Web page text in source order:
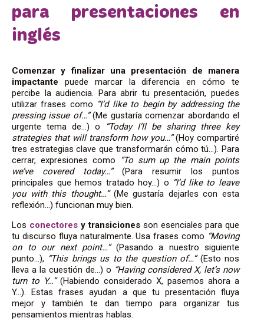
para presentaciones en
inglés
Comenzar y finalizar una presentación de manera
impactante puede marcar la diferencia en cómo te
percibe la audiencia. Para abrir tu presentación, puedes
utilizar frases como “I’d like to begin by addressing the
pressing issue of…”(Me gustaría comenzar abordando el
urgente tema de…) o
“Today I’ll be sharing three key
strategies that will transform how you…”(Hoy compartiré
tres estrategias clave que transformarán cómo tú…). Para
cerrar, expresiones como “To sum up the main points
we’ve covered today…”(Para resumir los puntos
principales que hemos tratado hoy…) o “I’d like to leave
you with this thought…” (Me gustaría dejarles con esta
reflexión…) funcionan muy bien.
Los conectores y transiciones son esenciales para que
tu discurso fluya naturalmente. Usa frases como “Moving
on to our next point…”(Pasando a nuestro siguiente
punto…), “This brings us to the question of…” (Esto nos
lleva a la cuestión de…) o “Having considered X, let’s now
turn to Y…”(Habiendo considerado X, pasemos ahora a
Y…). Estas frases ayudan a que tu presentación fluya
mejor y también te dan tiempo para organizar tus
pensamientos mientras hablas.